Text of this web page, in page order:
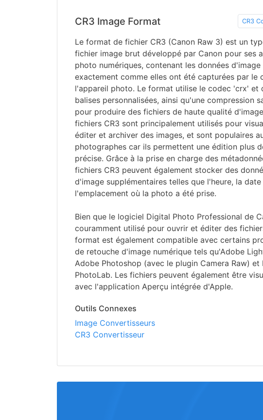
CR3 Image Format CR3
Le format de fichier CR3 (Canon Raw 3) est un
fichier image brut développé par Canon pour ses
photo numériques, contenant les données d'image
exactement comme elles ont été capturées par le
l'appareil photo. Le format utilise le codec 'crx' et
balises personnalisées, ainsi qu'une compression
pour produire des fichiers de haute qualité
fichiers CR3 sont principalement utilisés pour
éditer et archiver des images, et sont populaires
photographes car ils permettent une édition plus
précise. Grâce à la prise en charge des
fichiers CR3 peuvent également stocker des
d'image supplémentaires telles que l'heure, la date
l'emplacement où la photo a été prise.
Bien que le logiciel Digital Photo Professional de
couramment utilisé pour ouvrir et éditer des
format est également compatible avec certains
de retouche d'image numérique tels qu'Adobe
Adobe Photoshop (avec le plugin Camera Raw) et
PhotoLab. Les fichiers peuvent également être
avec l'application Aperçu intégrée d'Apple.
Outils Connexes
Image Convertisseurs
CR3 Convertisseur